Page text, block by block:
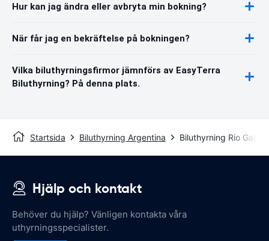
Hur kan jag ändra eller avbryta min bokning?
När får jag en bekräftelse på bokningen?
Vilka biluthyrningsfirmor jämnförs av EasyTerra
Biluthyrning? På denna plats.
Startsida Biluthyrning Argentina Biluthyrning Rio
Hjälp och kontakt
Behöver du hjälp? Vänligen kontakta våra
uthyrningsspecialister.